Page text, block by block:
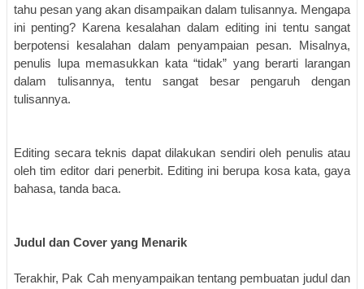
tahu pesan yang akan disampaikan dalam tulisannya. Mengapa
ini penting? Karena kesalahan dalam editing ini tentu sangat
berpotensi kesalahan dalam penyampaian pesan. Misalnya,
penulis lupa memasukkan kata “tidak” yang berarti larangan
dalam tulisannya, tentu sangat besar pengaruh dengan
tulisannya.
Editing secara teknis dapat dilakukan sendiri oleh penulis atau
oleh tim editor dari penerbit. Editing ini berupa kosa kata, gaya
bahasa, tanda baca.
Judul dan Cover yang Menarik
Terakhir, Pak Cah menyampaikan tentang pembuatan judul dan